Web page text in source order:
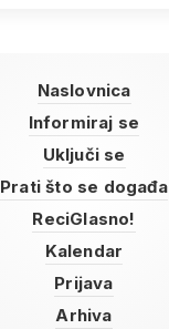
Naslovnica
Informiraj se
Uključi se
Prati što se događa
ReciGlasno!
Kalendar
Prijava
Arhiva